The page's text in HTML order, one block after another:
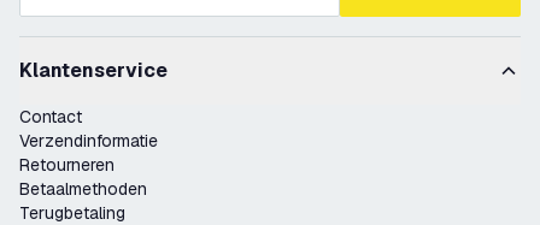
Klantenservice
Contact
Verzendinformatie
Retourneren
Betaalmethoden
Terugbetaling